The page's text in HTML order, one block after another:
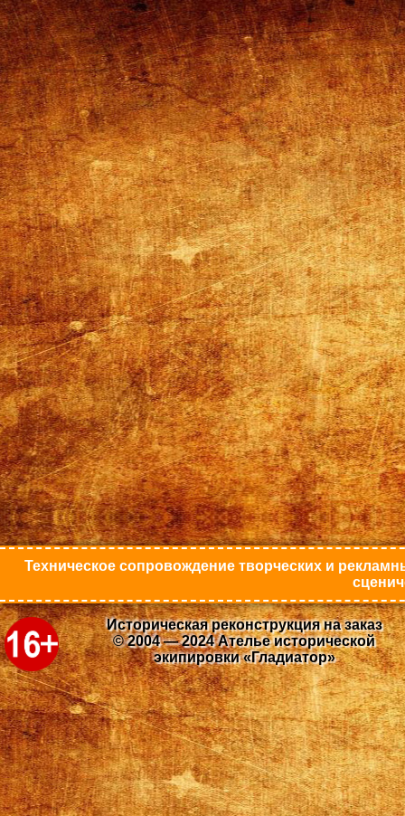
Техническое сопровождение творческих и
Историческая реконструкция на заказ
© 2004 — 2024 Ателье исторической
экипировки «Гладиатор»